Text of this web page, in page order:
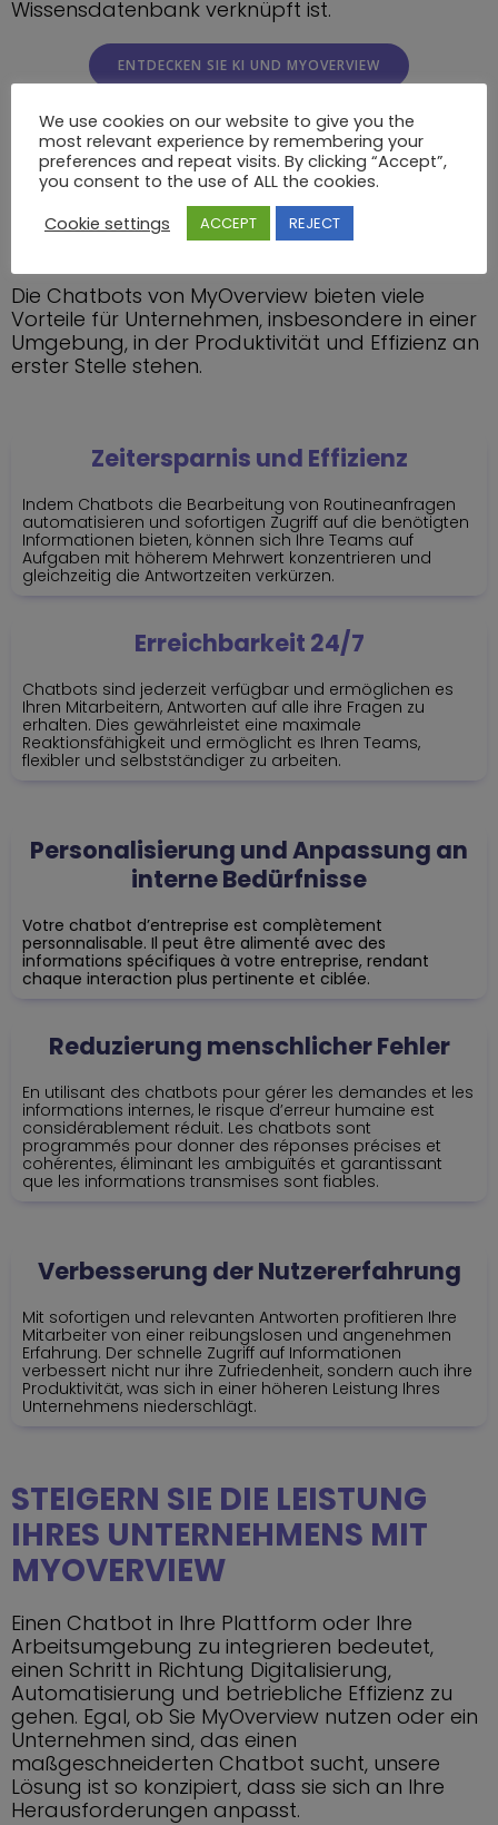
Wissensdatenbank verknüpft ist.
ENTDECKEN SIE KI UND MYOVERVIEW
DIE VORTEILE VON
MYOVERVIEW FÜR
UNTERNEHMEN
Die Chatbots von MyOverview bieten viele
Vorteile für Unternehmen, insbesondere in einer
Umgebung, in der Produktivität und Effizienz an
erster Stelle stehen.
Zeitersparnis und Effizienz
Indem Chatbots die Bearbeitung von Routineanfragen
automatisieren und sofortigen Zugriff auf die benötigten
Informationen bieten, können sich Ihre Teams auf
Aufgaben mit höherem Mehrwert konzentrieren und
gleichzeitig die Antwortzeiten verkürzen.
Erreichbarkeit 24/7
Chatbots sind jederzeit verfügbar und ermöglichen es
Ihren Mitarbeitern, Antworten auf alle ihre Fragen zu
erhalten. Dies gewährleistet eine maximale
Reaktionsfähigkeit und ermöglicht es Ihren Teams,
flexibler und selbstständiger zu arbeiten.
Personalisierung und Anpassung an
interne Bedürfnisse
Votre chatbot d’entreprise est complètement
personnalisable. Il peut être alimenté avec des
informations spécifiques à votre entreprise, rendant
chaque interaction plus pertinente et ciblée.
Reduzierung menschlicher Fehler
En utilisant des chatbots pour gérer les demandes et les
informations internes, le risque d’erreur humaine est
considérablement réduit. Les chatbots sont
programmés pour donner des réponses précises et
cohérentes, éliminant les ambiguïtés et garantissant
que les informations transmises sont fiables.
Verbesserung der Nutzererfahrung
Mit sofortigen und relevanten Antworten profitieren Ihre
Mitarbeiter von einer reibungslosen und angenehmen
Erfahrung. Der schnelle Zugriff auf Informationen
verbessert nicht nur ihre Zufriedenheit, sondern auch ihre
Produktivität, was sich in einer höheren Leistung Ihres
Unternehmens niederschlägt.
STEIGERN SIE DIE LEISTUNG
IHRES UNTERNEHMENS MIT
MYOVERVIEW
Einen Chatbot in Ihre Plattform oder Ihre
Arbeitsumgebung zu integrieren bedeutet,
einen Schritt in Richtung Digitalisierung,
Automatisierung und betriebliche Effizienz zu
gehen. Egal, ob Sie MyOverview nutzen oder ein
Unternehmen sind, das einen
maßgeschneiderten Chatbot sucht, unsere
Lösung ist so konzipiert, dass sie sich an Ihre
Herausforderungen anpasst.
We use cookies on our website to give you the
most relevant experience by remembering your
preferences and repeat visits. By clicking “Accept”,
you consent to the use of ALL the cookies.
Cookie settings
ACCEPT REJECT